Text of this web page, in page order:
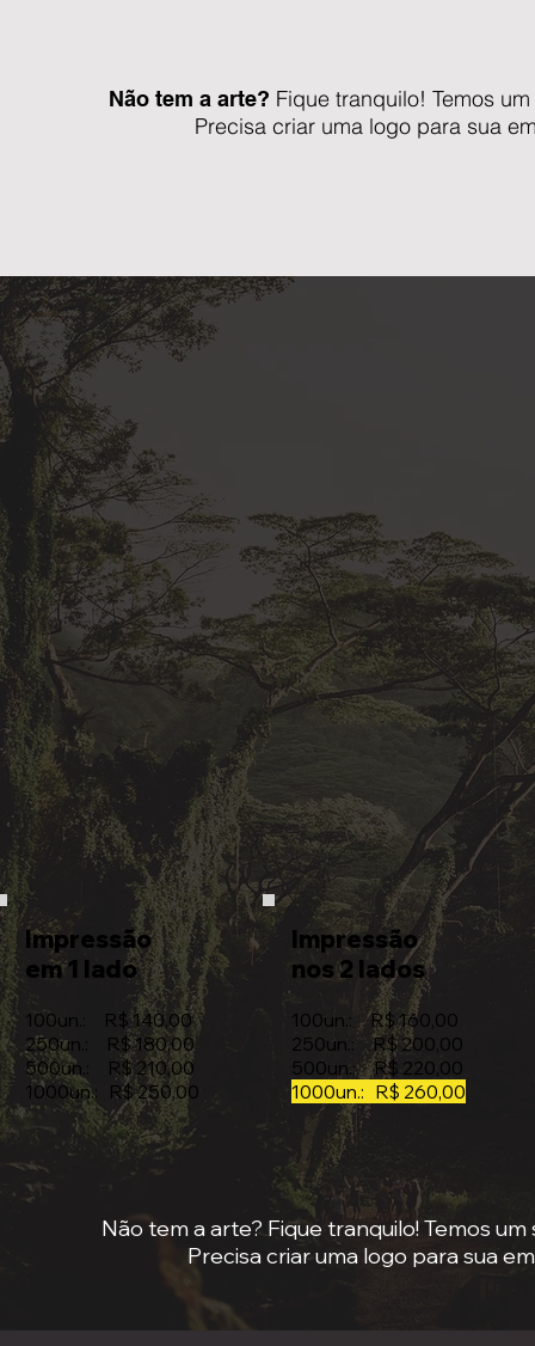
Não tem a arte? Fique tranquilo! Temos
Precisa criar uma logo para sua
Impressão
em 1 lado
100un.: R$ 140,00
250un.: R$ 180,00
500un.: R$ 210,00
1000un.: R$ 250,00
Impressão
nos 2 lados
100un.: R$ 160,00
250un.: R$ 200,00
500un.: R$ 220,00
1000un.: R$ 260,00
Não tem a arte? Fique tranquilo! Temos
Precisa criar uma logo para sua